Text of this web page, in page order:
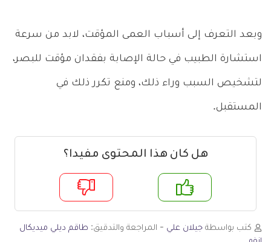
وبعد التعرف إلى أسباب العمى المؤقت، لابد من سرعة
استشارة الطبيب في حالة الإصابة بفقدان مؤقت للبصر،
لتشخيص السبب وراء ذلك، ومنع تكرر ذلك في
المستقبل.
هل كان هذا المحتوى مفيدا؟
لا
كتب بواسطة جيلان علي - المراجعة والتدقيق: طاقم ديلي ميديكال